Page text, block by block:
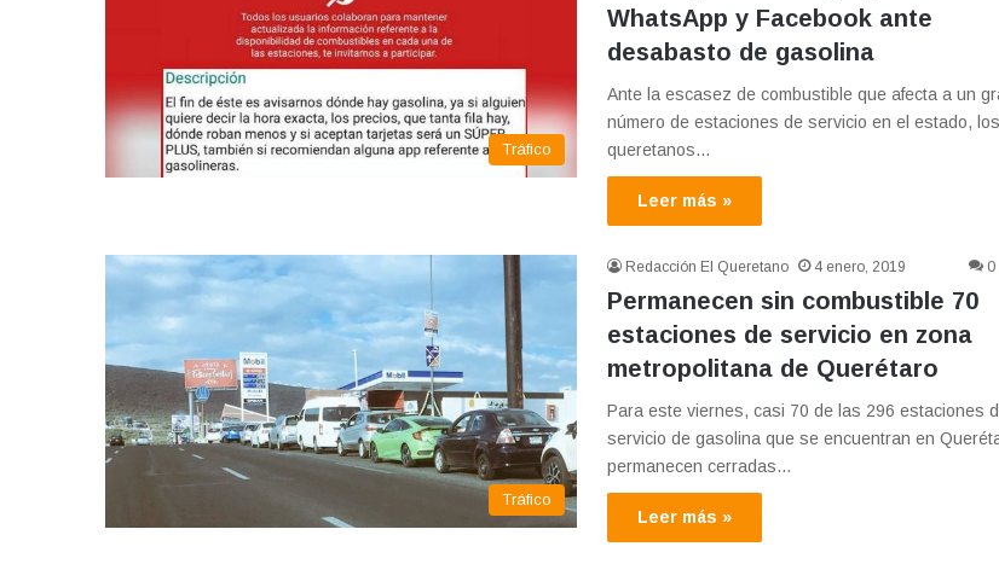
Tráfico
WhatsApp y Facebook ante
desabasto de gasolina
Ante la escasez de combustible que afecta a un
número de estaciones de servicio en el estado, los
queretanos…
Leer más »
Tráfico
Redacción El Queretano 4 enero, 2019 0
Permanecen sin combustible 70
estaciones de servicio en zona
metropolitana de Querétaro
Para este viernes, casi 70 de las 296 estaciones
servicio de gasolina que se encuentran en
permanecen cerradas…
Leer más »